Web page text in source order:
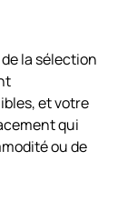
la sélection
et votre
qui
ou de